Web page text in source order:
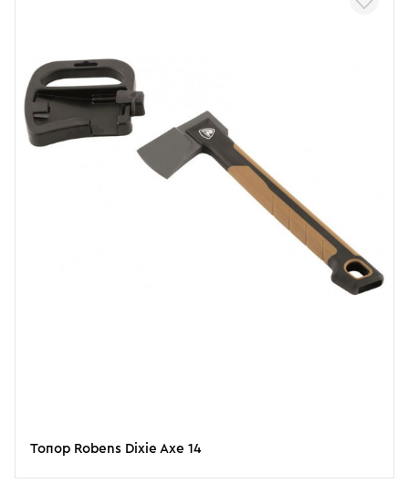
Топор Robens Dixie Axe 14